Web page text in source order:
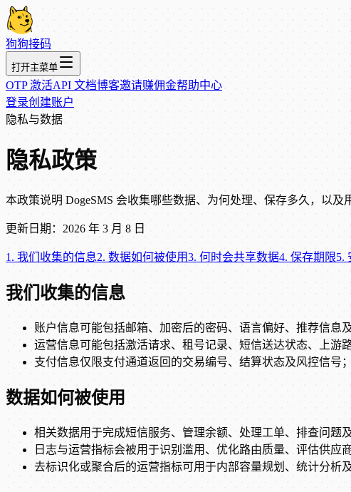
狗狗接码
打开主菜单
OTP 激活API 文档博客邀请赚佣金帮助中心
登录创建账户
隐私与数据
隐私政策
本政策说明 DogeSMS 会收集哪些数据、为何处理、保存多久，以及
更新日期：2026 年 3 月 8 日
1 . 我们收集的信息2. 数据如何被使用3. 何时会共享数据4. 保存期限5.
我们收集的信息
账户信息可能包括邮箱、加密后的密码、语言偏好、推荐信息
运营信息可能包括激活请求、租号记录、短信送达状态、上游
支付信息仅限支付通道返回的交易编号、结算状态及风控信号
数据如何被使用
相关数据用于完成短信服务、管理余额、处理工单、排查问题
日志与运营指标会被用于识别滥用、优化路由质量、评估供应
去标识化或聚合后的运营指标可用于内部容量规划、统计分析